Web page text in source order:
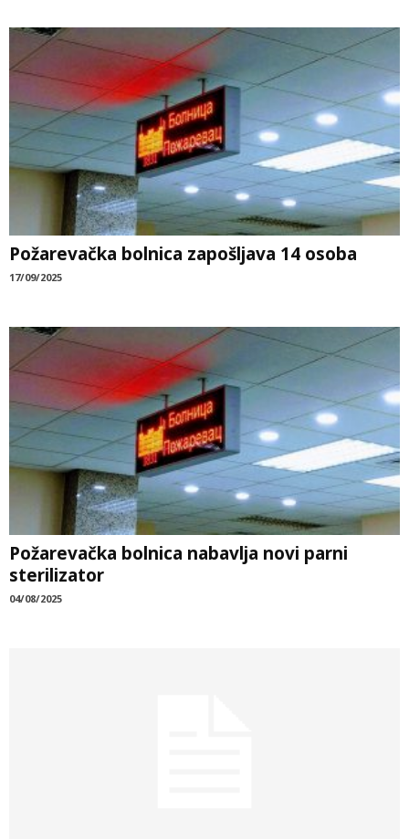
Požarevačka bolnica zapošljava 14 osoba
17/09/2025
Požarevačka bolnica nabavlja novi parni
sterilizator
04/08/2025